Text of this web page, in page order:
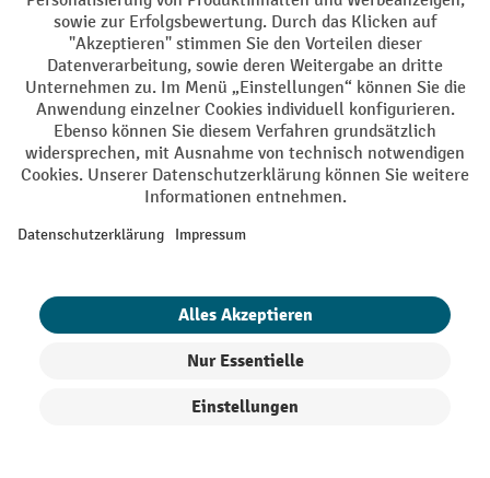
Käuferschutz
Mit geprüfter Qualität, Sicherheit und Transparenz ist jh-
profishop.at in hohem Maße vertrauenswürdig.
Ihre Profi-Vorteile
Versandkostenfrei ab 250€
Persönliche Kaufberatung
Käuferschutz - Trusted Shops